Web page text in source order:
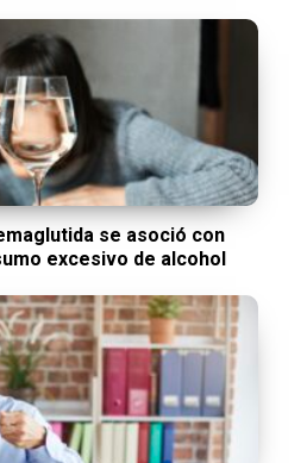
se asoció con
excesivo de alcohol